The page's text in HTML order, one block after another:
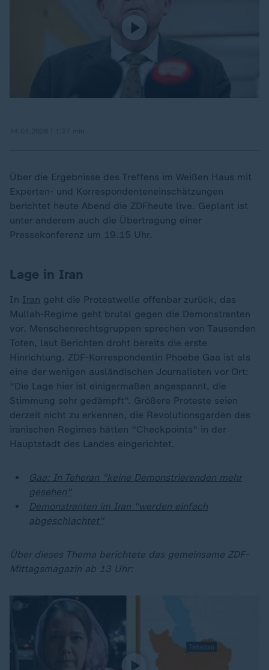
Über die Ergebnisse des Treffens im Weißen Haus mit
Experten- und Korrespondenteneinschätzungen
berichtet heute Abend die ZDFheute live. Geplant ist
unter anderem auch die Übertragung einer
Pressekonferenz um 19.15 Uhr.
Lage in Iran
In Iran geht die Protestwelle offenbar zurück, das
Mullah-Regime geht brutal gegen die Demonstranten
vor. Menschenrechtsgruppen sprechen von Tausenden
Toten, laut Berichten droht bereits die erste
Hinrichtung. ZDF-Korrespondentin Phoebe Gaa ist als
eine der wenigen ausländischen Journalisten vor Ort:
"Die Lage hier ist einigermaßen angespannt, die
Stimmung sehr gedämpft". Größere Proteste seien
derzeit nicht zu erkennen, die Revolutionsgarden des
iranischen Regimes hätten "Checkpoints" in der
Hauptstadt des Landes eingerichtet.
Gaa: In Teheran "keine Demonstrierenden mehr
gesehen"
Demonstranten im Iran "werden einfach
abgeschlachtet"
Über dieses Thema berichtete das gemeinsame ZDF-
Mittagsmagazin ab 13 Uhr: